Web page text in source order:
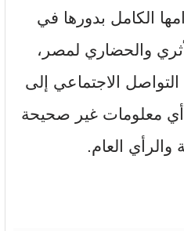
الكامل بدورها في
والحضاري لمصر،
الاجتماعي إلى
معلومات غير صحيحة
والرأي العام.